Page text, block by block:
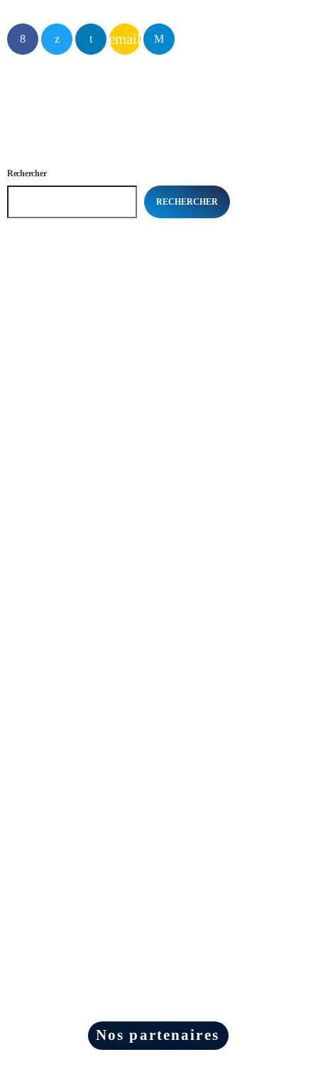
email
Rechercher
RECHERCHER
Nos partenaires